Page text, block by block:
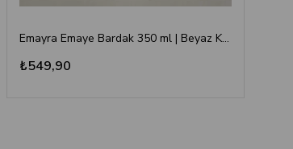
Emayra Emaye Bardak 350 ml | Beyaz Kordon Kobalt
₺549,90